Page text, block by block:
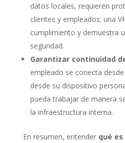
datos locales, requieren
clientes y empleados; una
cumplimiento y demuestra
seguridad.
Garantizar continuidad
empleado se conecta
desde su dispositivo
pueda trabajar de manera
la infraestructura interna.
En resumen, entender qué es